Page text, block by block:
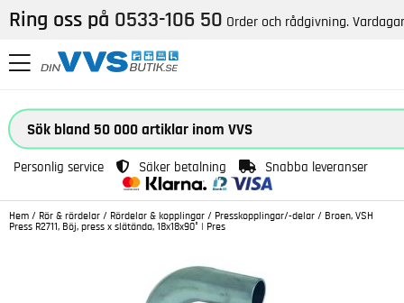
Ring oss på 0533-106 50 Order och rådgivning.
Personlig service Säker betalning Snabba leveranser
Hem / Rör & rördelar / Rördelar & kopplingar / Presskopplingar/-delar / Broen, VSH
Press R2711, Böj, press x slätända, 18x18x90° | Pres